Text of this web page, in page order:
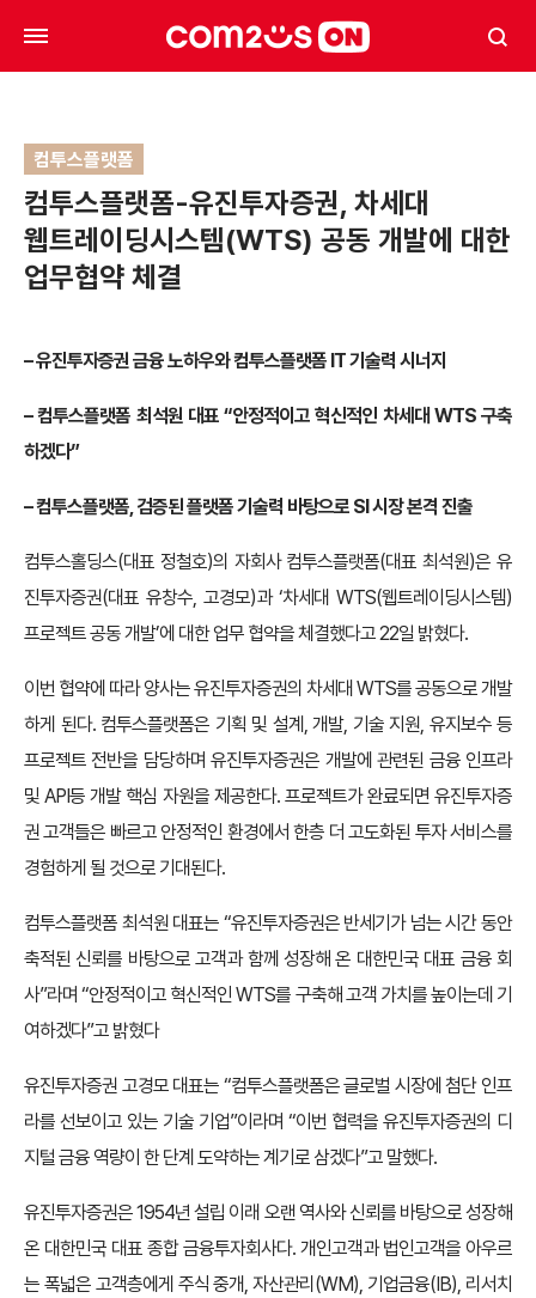
컴투스플랫폼
컴투스플랫폼-유진투자증권, 차세대
웹트레이딩시스템(WTS) 공동 개발에 대한
업무협약 체결
– 유진투자증권 금융 노하우와 컴투스플랫폼 IT 기술력 시너지
– 컴투스플랫폼 최석원 대표 “안정적이고 혁신적인 차세대 WTS 구축
하겠다”
– 컴투스플랫폼, 검증된 플랫폼 기술력 바탕으로 SI 시장 본격 진출
컴투스홀딩스(대표 정철호)의 자회사 컴투스플랫폼(대표 최석원)은 유
진투자증권(대표 유창수, 고경모)과 ‘차세대 WTS(웹트레이딩시스템)
프로젝트 공동 개발’에 대한 업무 협약을 체결했다고 22일 밝혔다.
이번 협약에 따라 양사는 유진투자증권의 차세대 WTS를 공동으로 개발
하게 된다. 컴투스플랫폼은 기획 및 설계, 개발, 기술 지원, 유지보수 등
프로젝트 전반을 담당하며 유진투자증권은 개발에 관련된 금융 인프라
및 API등 개발 핵심 자원을 제공한다. 프로젝트가 완료되면 유진투자증
권 고객들은 빠르고 안정적인 환경에서 한층 더 고도화된 투자 서비스를
경험하게 될 것으로 기대된다.
컴투스플랫폼 최석원 대표는 “유진투자증권은 반세기가 넘는 시간 동안
축적된 신뢰를 바탕으로 고객과 함께 성장해 온 대한민국 대표 금융 회
사”라며 “안정적이고 혁신적인 WTS를 구축해 고객 가치를 높이는데 기
여하겠다”고 밝혔다
유진투자증권 고경모 대표는 “컴투스플랫폼은 글로벌 시장에 첨단 인프
라를 선보이고 있는 기술 기업”이라며 “이번 협력을 유진투자증권의 디
지털 금융 역량이 한 단계 도약하는 계기로 삼겠다”고 말했다.
유진투자증권은 1954년 설립 이래 오랜 역사와 신뢰를 바탕으로 성장해
온 대한민국 대표 종합 금융투자회사다. 개인고객과 법인고객을 아우르
는 폭넓은 고객층에게 주식 중개, 자산관리(WM), 기업금융(IB), 리서치